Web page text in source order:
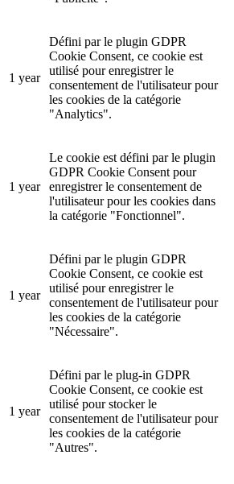
1 year
Défini par le plugin GDPR
Cookie Consent, ce cookie est
utilisé pour enregistrer le
consentement de l'utilisateur pour
les cookies de la catégorie
"Analytics".
1 year
Le cookie est défini par le plugin
GDPR Cookie Consent pour
enregistrer le consentement de
l'utilisateur pour les cookies dans
la catégorie "Fonctionnel".
1 year
Défini par le plugin GDPR
Cookie Consent, ce cookie est
utilisé pour enregistrer le
consentement de l'utilisateur pour
les cookies de la catégorie
"Nécessaire".
1 year
Défini par le plug-in GDPR
Cookie Consent, ce cookie est
utilisé pour stocker le
consentement de l'utilisateur pour
les cookies de la catégorie
"Autres".